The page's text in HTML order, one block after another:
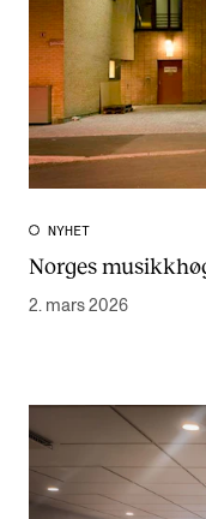
NYHET
Norges
2. mars 2026